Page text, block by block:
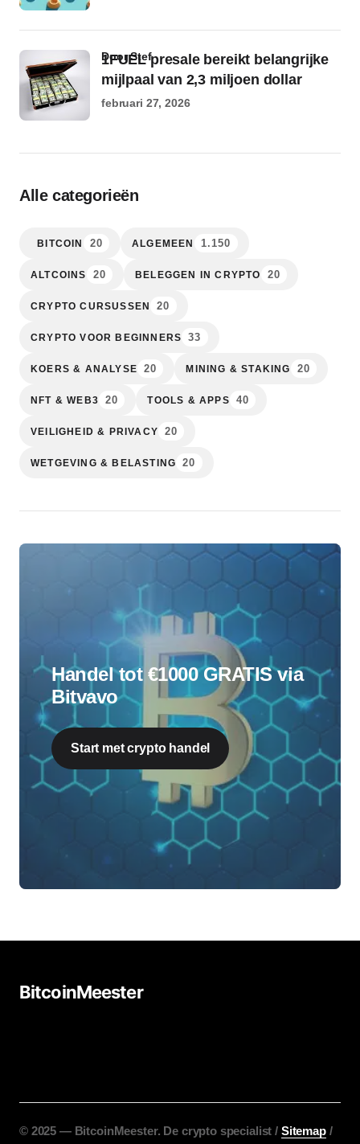
1FUEL presale bereikt belangrijke
mijlpaal van 2,3 miljoen dollar
door Stef
februari 27, 2026
Alle categorieën
BITCOIN 20 ALGEMEEN 1.150
ALTCOINS 20 BELEGGEN IN CRYPTO 20
CRYPTO CURSUSSEN 20
CRYPTO VOOR BEGINNERS 33
KOERS & ANALYSE 20 MINING & STAKING 20
NFT & WEB3 20 TOOLS & APPS 40
VEILIGHEID & PRIVACY 20
WETGEVING & BELASTING 20
Handel tot €1000 GRATIS via
Bitvavo
Start met crypto handel
BitcoinMeester
©️ 2025 — BitcoinMeester. De crypto specialist / Sitemap/